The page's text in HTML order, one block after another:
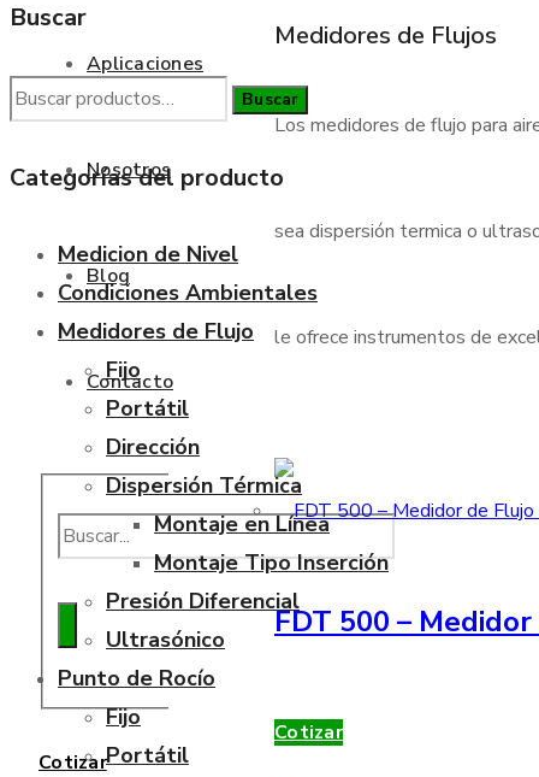
Aplicaciones
Nosotros
Blog
Contacto
Cotizar
Medidores de Flujos
Los medidores de flujo para
sea dispersión termica o
le ofrece instrumentos de
FDT 500 –
Cotizar
Buscar
Buscar
Buscar
Categorías del producto
Medicion de Nivel
Condiciones Ambientales
Medidores de Flujo
Fijo
Portátil
Dirección
Dispersión Térmica
Montaje en Línea
Montaje Tipo Inserción
Presión Diferencial
Ultrasónico
Punto de Rocío
Fijo
Portátil